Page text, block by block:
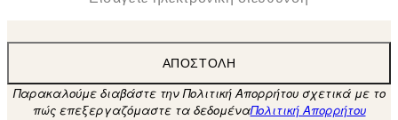
ΑΠΟΣΤΟΛΉ
Παρακαλούμε διαβάστε την Πολιτική Απορρήτου σχετικά με το
πώς επεξεργαζόμαστε τα δεδομέναΠολιτική Απορρήτου